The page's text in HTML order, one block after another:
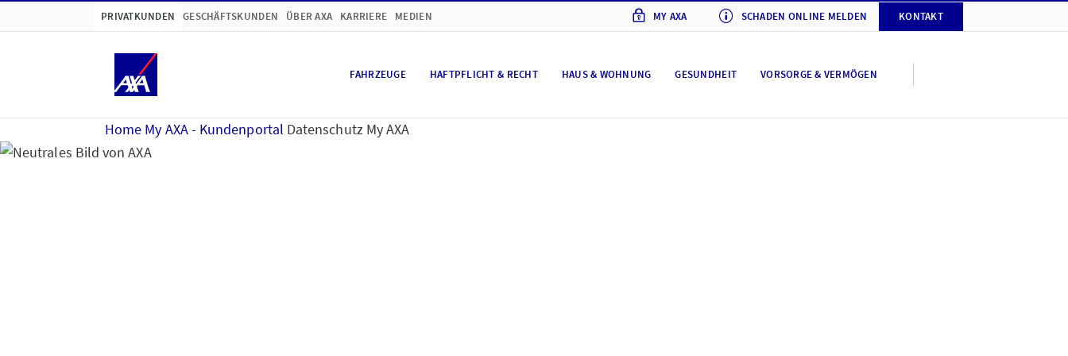
PRIVATKUNDEN GESCHÄFTSKUNDEN ÜBER AXA KARRIERE MEDIEN MY AXA SCHADEN ONLINE MELDEN KONTAKT
FAHRZEUGE HAFTPFLICHT & RECHT HAUS & WOHNUNG GESUNDHEIT VORSORGE & VERMÖGEN
Home My AXA - Kundenportal Datenschutz My AXA